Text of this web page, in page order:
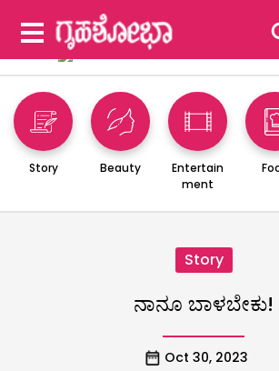
Story Beauty
Entertain
ment
Story
ನಾನೂ ಬಾಳಬೇಕು!
Oct 30, 2023